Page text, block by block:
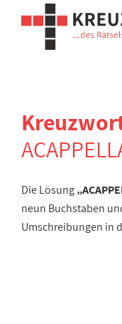
Die Lösung
neun Buchstaben
Umschreibungen in